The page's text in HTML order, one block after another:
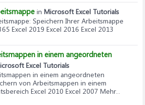
in Microsoft Excel Tutorials
: Speichern Ihrer Arbeitsmappe
Excel 2019 Excel 2016 Excel 2013
in einem angeordneten
Excel Tutorials
in einem angeordneten
von Arbeitsmappen in einem
Excel 2010 Excel 2007 Mehr...